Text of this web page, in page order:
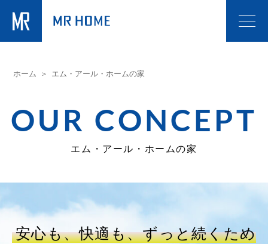
ホーム エム・アール・ホームの家
OUR CONCEPT
エム・アール・ホームの家
安心も、快適も、ずっと続くため